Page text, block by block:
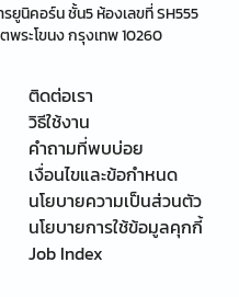
รยูนิคอร์น ชั้น5 ห้องเลขที่ SH555
ระโขนง กรุงเทพ 10260
ติดต่อเรา
วิธีใช้งาน
คำถามที่พบบ่อย
เงื่อนไขและข้อกำหนด
นโยบายความเป็นส่วนตัว
นโยบายการใช้ข้อมูลคุกกี้
Job Index